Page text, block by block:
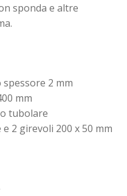
sponda e altre
2 mm
mm
tubolare
2 girevoli 200 x 50 mm